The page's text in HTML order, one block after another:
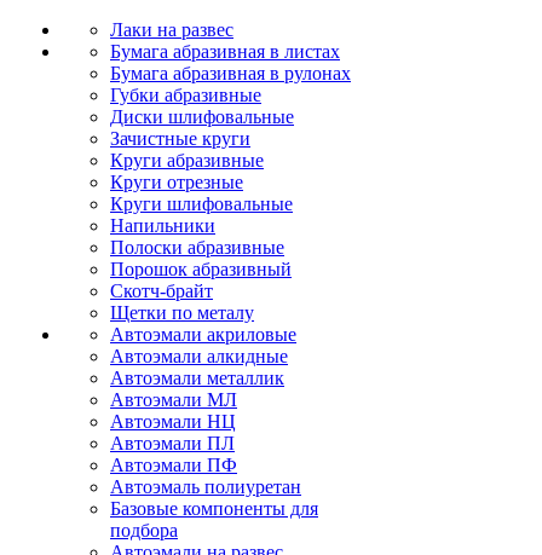
Лаки на развес
Бумага абразивная в листах
Бумага абразивная в рулонах
Губки абразивные
Диски шлифовальные
Зачистные круги
Круги абразивные
Круги отрезные
Круги шлифовальные
Напильники
Полоски абразивные
Порошок абразивный
Скотч-брайт
Щетки по металу
Автоэмали акриловые
Автоэмали алкидные
Автоэмали металлик
Автоэмали МЛ
Автоэмали НЦ
Автоэмали ПЛ
Автоэмали ПФ
Автоэмаль полиуретан
Базовые компоненты для
подбора